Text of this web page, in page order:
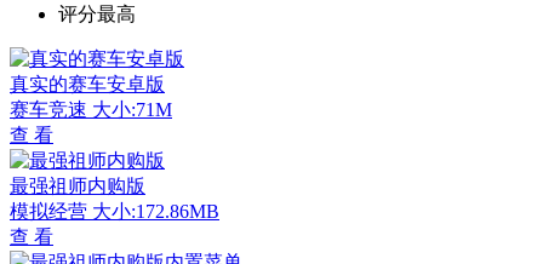
评分最高
真实的赛车安卓版
赛车竞速 大小:71M
查 看
最强祖师内购版
模拟经营 大小:172.86MB
查 看